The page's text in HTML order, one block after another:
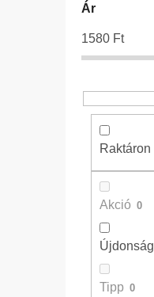
Ár
1580 Ft
Raktáron
Akció 0
Újdonság
Tipp 0